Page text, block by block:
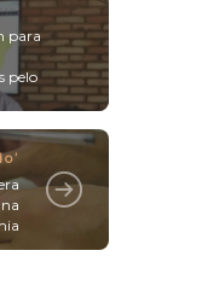
para
pelo